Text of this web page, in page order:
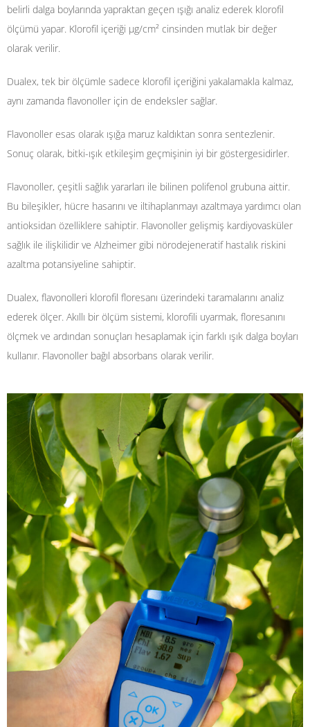
belirli dalga boylarında yapraktan geçen ışığı analiz ederek klorofil
ölçümü yapar. Klorofil içeriği µg/cm² cinsinden mutlak bir değer
olarak verilir.
Dualex, tek bir ölçümle sadece klorofil içeriğini yakalamakla kalmaz,
aynı zamanda flavonoller için de endeksler sağlar.
Flavonoller esas olarak ışığa maruz kaldıktan sonra sentezlenir.
Sonuç olarak, bitki-ışık etkileşim geçmişinin iyi bir göstergesidirler.
Flavonoller, çeşitli sağlık yararları ile bilinen polifenol grubuna aittir.
Bu bileşikler, hücre hasarını ve iltihaplanmayı azaltmaya yardımcı olan
antioksidan özelliklere sahiptir. Flavonoller gelişmiş kardiyovasküler
sağlık ile ilişkilidir ve Alzheimer gibi nörodejeneratif hastalık riskini
azaltma potansiyeline sahiptir.
Dualex, flavonolleri klorofil floresanı üzerindeki taramalarını analiz
ederek ölçer. Akıllı bir ölçüm sistemi, klorofili uyarmak, floresanını
ölçmek ve ardından sonuçları hesaplamak için farklı ışık dalga boyları
kullanır. Flavonoller bağıl absorbans olarak verilir.